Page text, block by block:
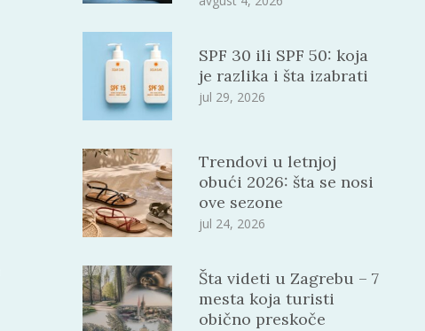
SPF 30 ili SPF 50: koja
je razlika i šta izabrati
jul 29, 2026
Trendovi u letnjoj
obući 2026: šta se nosi
ove sezone
jul 24, 2026
Šta videti u Zagrebu – 7
mesta koja turisti
obično preskoče